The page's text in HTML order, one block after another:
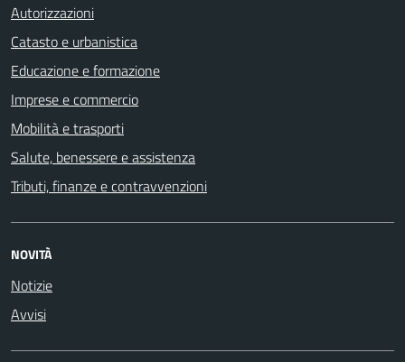
Autorizzazioni
Catasto e urbanistica
Educazione e formazione
Imprese e commercio
Mobilità e trasporti
Salute, benessere e assistenza
Tributi, finanze e contravvenzioni
NOVITÀ
Notizie
Avvisi